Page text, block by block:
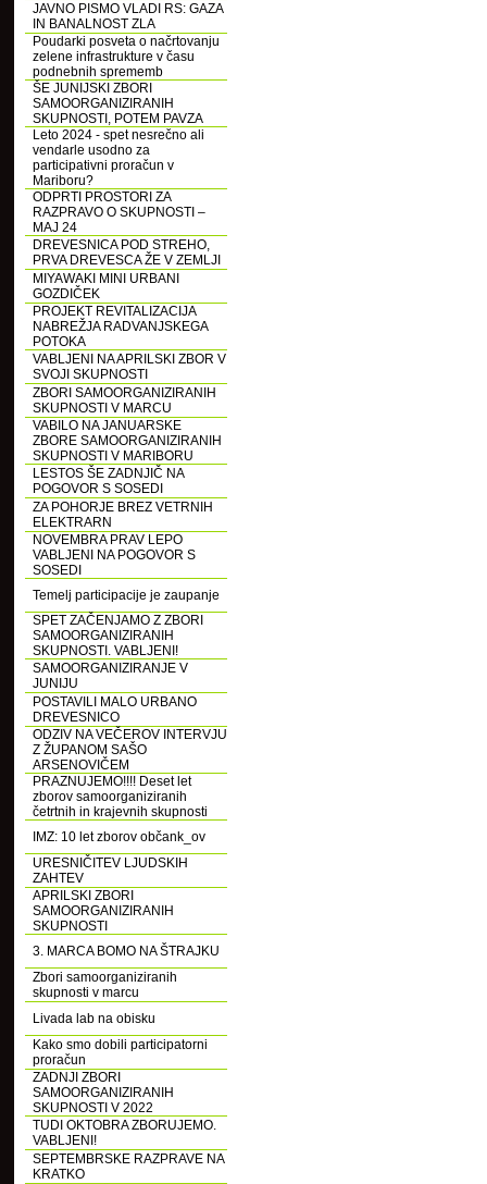
JAVNO PISMO VLADI RS: GAZA
IN BANALNOST ZLA
Poudarki posveta o načrtovanju
zelene infrastrukture v času
podnebnih sprememb
ŠE JUNIJSKI ZBORI
SAMOORGANIZIRANIH
SKUPNOSTI, POTEM PAVZA
Leto 2024 - spet nesrečno ali
vendarle usodno za
participativni proračun v
Mariboru?
ODPRTI PROSTORI ZA
RAZPRAVO O SKUPNOSTI –
MAJ 24
DREVESNICA POD STREHO,
PRVA DREVESCA ŽE V ZEMLJI
MIYAWAKI MINI URBANI
GOZDIČEK
PROJEKT REVITALIZACIJA
NABREŽJA RADVANJSKEGA
POTOKA
VABLJENI NA APRILSKI ZBOR V
SVOJI SKUPNOSTI
ZBORI SAMOORGANIZIRANIH
SKUPNOSTI V MARCU
VABILO NA JANUARSKE
ZBORE SAMOORGANIZIRANIH
SKUPNOSTI V MARIBORU
LESTOS ŠE ZADNJIČ NA
POGOVOR S SOSEDI
ZA POHORJE BREZ VETRNIH
ELEKTRARN
NOVEMBRA PRAV LEPO
VABLJENI NA POGOVOR S
SOSEDI
Temelj participacije je zaupanje
SPET ZAČENJAMO Z ZBORI
SAMOORGANIZIRANIH
SKUPNOSTI. VABLJENI!
SAMOORGANIZIRANJE V
JUNIJU
POSTAVILI MALO URBANO
DREVESNICO
ODZIV NA VEČEROV INTERVJU
Z ŽUPANOM SAŠO
ARSENOVIČEM
PRAZNUJEMO!!!! Deset let
zborov samoorganiziranih
četrtnih in krajevnih skupnosti
IMZ: 10 let zborov občank_ov
URESNIČITEV LJUDSKIH
ZAHTEV
APRILSKI ZBORI
SAMOORGANIZIRANIH
SKUPNOSTI
3. MARCA BOMO NA ŠTRAJKU
Zbori samoorganiziranih
skupnosti v marcu
Livada lab na obisku
Kako smo dobili participatorni
proračun
ZADNJI ZBORI
SAMOORGANIZIRANIH
SKUPNOSTI V 2022
TUDI OKTOBRA ZBORUJEMO.
VABLJENI!
SEPTEMBRSKE RAZPRAVE NA
KRATKO